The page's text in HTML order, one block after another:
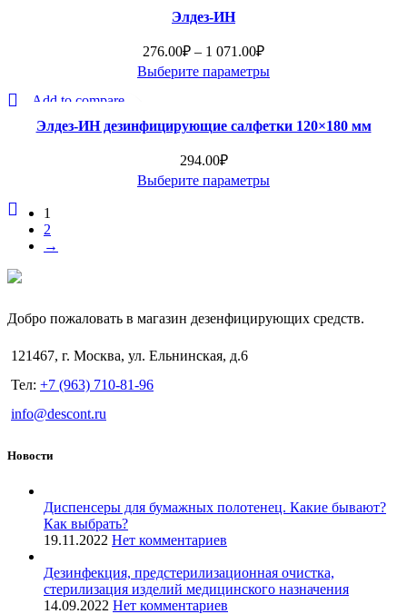
выбрать
странице
товара.
имеет
вариаций.
Опции
выбрать
странице
товара.
Элдез-ИН
276.00₽ – 1 071.00₽Диапазон
цен:
1
Выберите параметры
имеет
вариаций.
Опции
Add to compare
Быстрый просмотр
Элдез-ИН дезинфицирующие салфетки 120×180 мм
294.00₽
Выберите параметры
можно
на
1
2
→
Добро пожаловать в магазин дезенфицирующих средств.
121467, г. Москва, ул. Ельнинская, д.6
Тел: +7 (963) 710-81-96
info@descont.ru
Новости
Диспенсеры для бумажных полотенец. Какие бывают?
Как выбрать?
19.11.2022 Нет комментариев
Дезинфекция, предстерилизационная очистка,
стерилизация изделий медицинского назначения
14.09.2022 Нет комментариев